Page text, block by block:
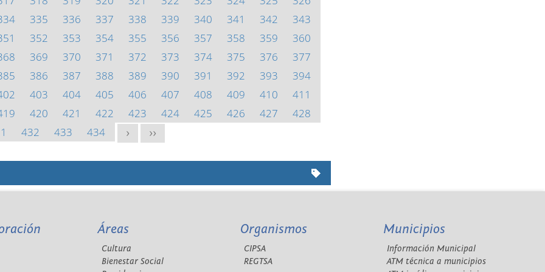
335 336 337 338 339 340 341 342
343
352 353 354 355 356 357 358 359
360
369 370 371 372 373 374 375 376
377
386 387 388 389 390 391 392 393
394
403 404 405 406 407 408 409 410
411
420 421 422 423 424 425 426 427
428
432 433 434 > >>
Áreas
Cultura
Bienestar Social
Organismos
CIPSA
REGTSA
Municipios
Información Municipal
ATM técnica a municipios